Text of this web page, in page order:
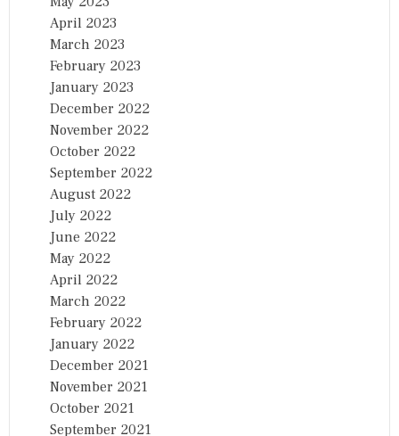
April 2023
March 2023
February 2023
January 2023
December 2022
November 2022
October 2022
September 2022
August 2022
July 2022
June 2022
May 2022
April 2022
March 2022
February 2022
January 2022
December 2021
November 2021
October 2021
September 2021